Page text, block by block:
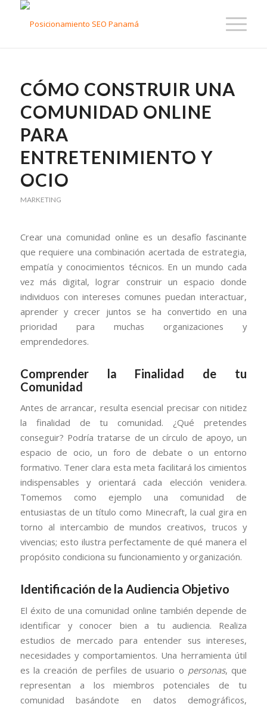
CÓMO CONSTRUIR UNA
COMUNIDAD ONLINE
PARA
ENTRETENIMIENTO Y
OCIO
MARKETING
Crear una comunidad online es un desafío fascinante
que requiere una combinación acertada de estrategia,
empatía y conocimientos técnicos. En un mundo cada
vez más digital, lograr construir un espacio donde
individuos con intereses comunes puedan interactuar,
aprender y crecer juntos se ha convertido en una
prioridad para muchas organizaciones y
emprendedores.
Comprender la Finalidad de tu
Comunidad
Antes de arrancar, resulta esencial precisar con nitidez
la finalidad de tu comunidad. ¿Qué pretendes
conseguir? Podría tratarse de un círculo de apoyo, un
espacio de ocio, un foro de debate o un entorno
formativo. Tener clara esta meta facilitará los cimientos
indispensables y orientará cada elección venidera.
Tomemos como ejemplo una comunidad de
entusiastas de un título como Minecraft, la cual gira en
torno al intercambio de mundos creativos, trucos y
vivencias; esto ilustra perfectamente de qué manera el
propósito condiciona su funcionamiento y organización.
Identificación de la Audiencia Objetivo
El éxito de una comunidad online también depende de
identificar y conocer bien a tu audiencia. Realiza
estudios de mercado para entender sus intereses,
necesidades y comportamientos. Una herramienta útil
es la creación de perfiles de usuario o personas, que
representan a los miembros potenciales de tu
comunidad basándote en datos demográficos,